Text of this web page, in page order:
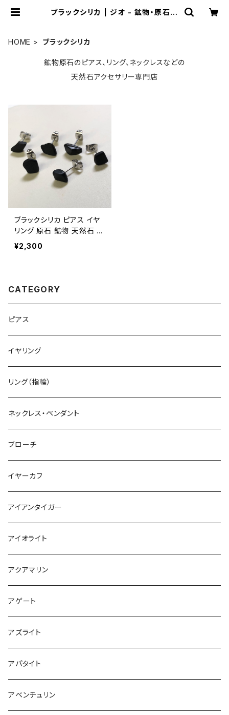
ブラックシリカ | ジオ - 鉱物・原石の
HOME ブラックシリカ
鉱物原石のピアス、リング、ネックレスなどの
天然石アクセサリー専門店
ブラックシリカ ピアス イヤ
リング 原石 鉱物 天然石 金
属アレルギー対応 ハンドメ
イド アクセサリー パワース
¥2,300
CATEGORY
ピアス
イヤリング
リング（指輪）
ネックレス・ペンダント
ブローチ
イヤーカフ
アイアンタイガー
アイオライト
アクアマリン
アゲート
アズライト
アパタイト
アベンチュリン